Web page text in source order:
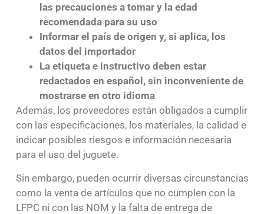
las precauciones a tomar y la edad
recomendada para su uso
Informar el país de origen y, si aplica, los
datos del importador
La etiqueta e instructivo deben estar
redactados en español, sin inconveniente de
mostrarse en otro idioma
Además, los proveedores están obligados a cumplir
con las especificaciones, los materiales, la calidad e
indicar posibles riesgos e información necesaria
para el uso del juguete.
Sin embargo, pueden ocurrir diversas circunstancias
como la venta de artículos que no cumplen con la
LFPC ni con las NOM y la falta de entrega de